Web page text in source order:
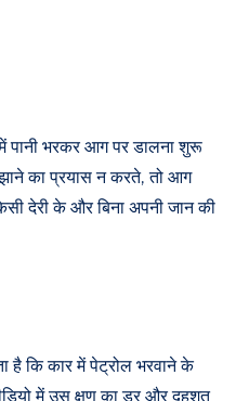
पानी भरकर आग पर डालना शुरू
का प्रयास न करते, तो आग
देरी के और बिना अपनी जान की
है कि कार में पेट्रोल भरवाने के
में उस क्षण का डर और दहशत